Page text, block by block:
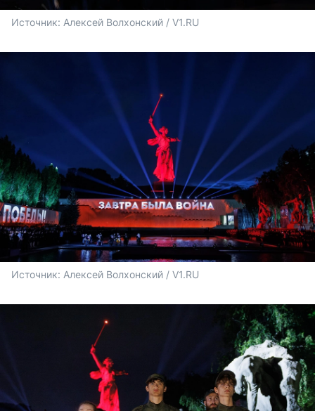
Источник: Алексей Волхонский / V1.RU
Источник: Алексей Волхонский / V1.RU